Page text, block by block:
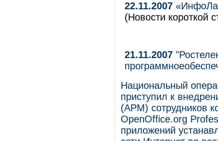
22.11.2007
(Новости короткой
21.11.2007
Национальный
приступил к
(АРМ) сотрудников
OpenOffice.org
приложений